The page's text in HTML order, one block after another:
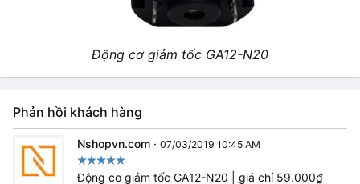
Động cơ giảm tốc GA12-N20
Phản hồi khách hàng
Nshopvn.com · 07/03/2019 10:45 AM
Động cơ giảm tốc GA12-N20 | giá chỉ 59.000₫